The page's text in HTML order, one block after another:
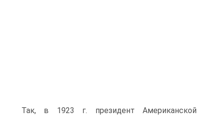
Так, в 1923 г. президент Американской